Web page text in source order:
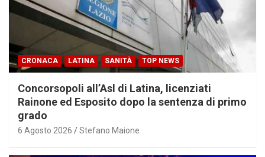
CRONACA LATINA SANITÀ TOP NEWS
Concorsopoli all’Asl di Latina, licenziati
Rainone ed Esposito dopo la sentenza di primo
grado
6 Agosto 2026 Stefano Maione